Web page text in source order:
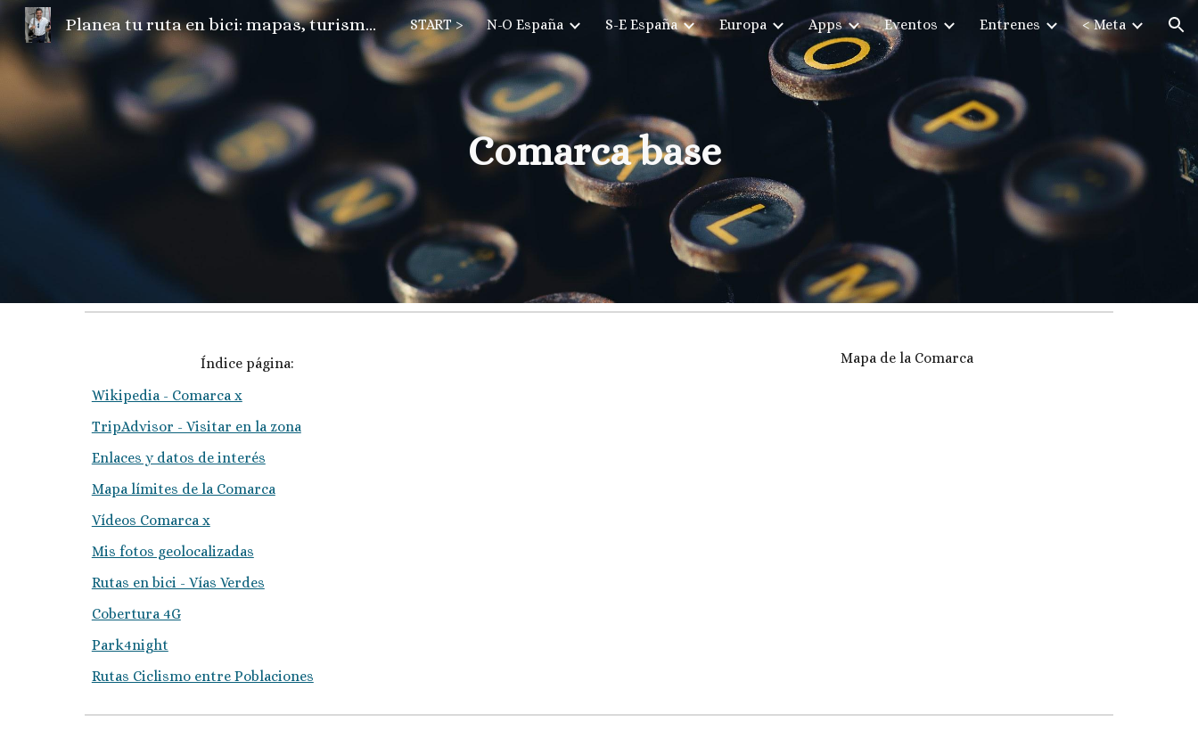
Skip to main content Skip to navigation
Planea tu ruta en bici: mapas, turismo, fotos, camper, el tiempo... START > N-O España S-E España Europa Apps Eventos Entrenes < Meta
Comarca base
Índice página:
Wikipedia - Comarca x
TripAdvisor - Visitar en la zona
Enlaces y datos de interés
Mapa límites de la Comarca
Vídeos Comarca x
Mis fotos geolocalizadas
Rutas en bici - Vías Verdes
Cobertura 4G
Park4night
Rutas Ciclismo entre Poblaciones
Mapa de la Comarca